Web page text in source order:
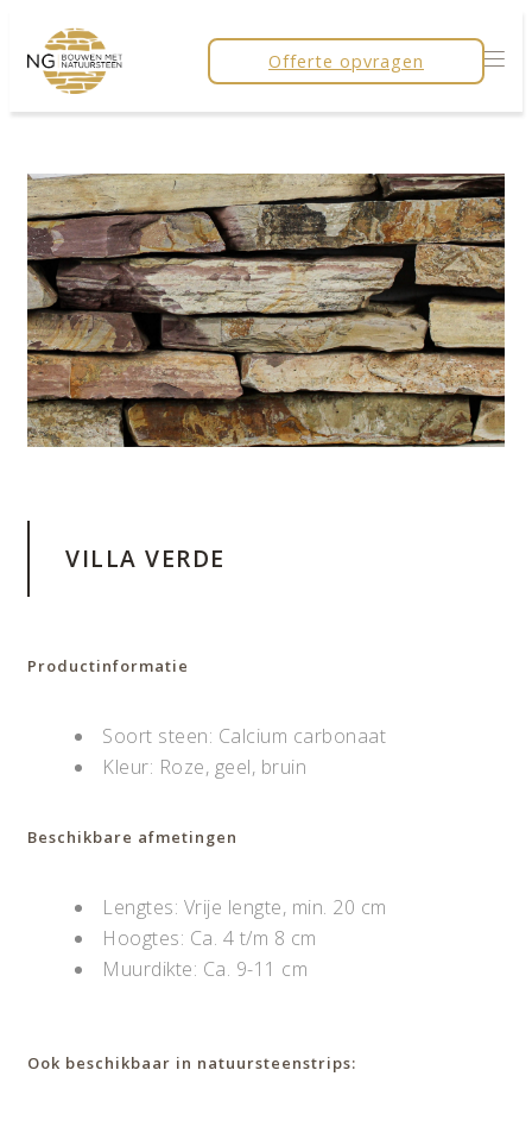
Offerte opvragen
VILLA VERDE
Productinformatie
Soort steen: Calcium carbonaat
Kleur: Roze, geel, bruin
Beschikbare afmetingen
Lengtes: Vrije lengte, min. 20 cm
Hoogtes: Ca. 4 t/m 8 cm
Muurdikte: Ca. 9-11 cm
Ook beschikbaar in natuursteenstrips: